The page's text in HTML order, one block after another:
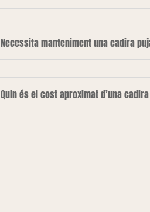
Necessita manteniment una cadira
Quin és el cost aproximat d’una